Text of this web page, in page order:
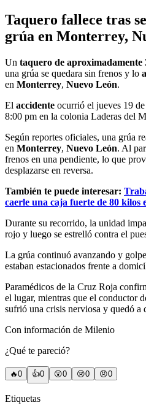
Taquero fallece tras
grúa en Monterrey,
Un taquero de aproximadamente
una grúa se quedara sin frenos y lo
en Monterrey, Nuevo León.
El accidente ocurrió el jueves 19
8:00 pm en la colonia Laderas del
Según reportes oficiales, una grúa
en Monterrey, Nuevo León. Al
frenos en una pendiente, lo que
desplazarse en reversa.
También te puede interesar:
caerle una caja fuerte de 80 kilos
Durante su recorrido, la unidad
rojo y luego se estrelló contra el
La grúa continuó avanzando y
estaban estacionados frente a
Paramédicos de la Cruz Roja
el lugar, mientras que el conductor
sufrió una crisis nerviosa y quedó a
Con información de Milenio
¿Qué te pareció?
🔥0 👍0 😲0 😢0 😠0
Etiquetas